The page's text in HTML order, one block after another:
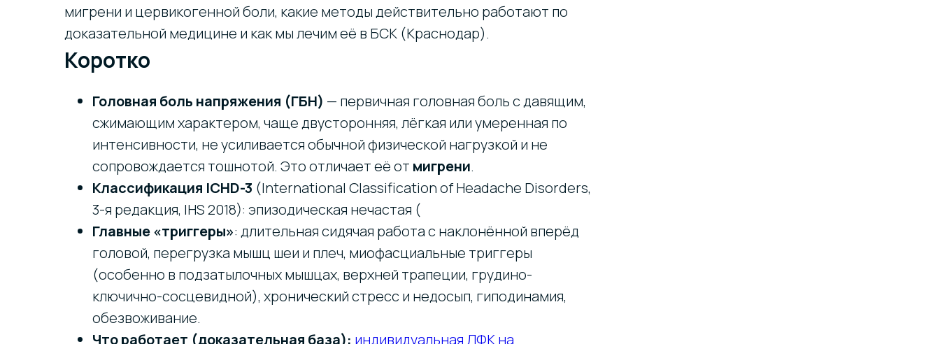
мигрени и цервикогенной боли, какие методы действительно работают по
доказательной медицине и как мы лечим её в БСК (Краснодар).
Коротко
Головная боль напряжения (ГБН) — первичная головная боль с давящим,
сжимающим характером, чаще двусторонняя, лёгкая или умеренная по
интенсивности, не усиливается обычной физической нагрузкой и не
сопровождается тошнотой. Это отличает её от мигрени.
Классификация ICHD-3 (International Classification of Headache Disorders,
3-я редакция, IHS 2018): эпизодическая нечастая (
Главные «триггеры»: длительная сидячая работа с наклонённой вперёд
головой, перегрузка мышц шеи и плеч, миофасциальные триггеры
(особенно в подзатылочных мышцах, верхней трапеции, грудино-
ключично-сосцевидной), хронический стресс и недосып, гиподинамия,
обезвоживание.
Что работает (доказательная база): индивидуальная ЛФК на